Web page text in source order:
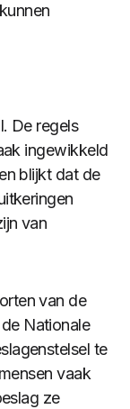
De regels
ingewikkeld
blijkt dat de
van
van de
Nationale
te
vaak
ze